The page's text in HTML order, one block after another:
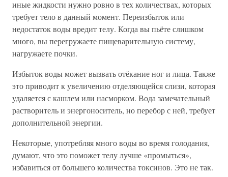
иные жидкости нужно ровно в тех количествах, которых
требует тело в данный момент. Переизбыток или
недостаток воды вредит телу. Когда вы пьёте слишком
много, вы перегружаете пищеварительную систему,
нагружаете почки.
Избыток воды может вызвать отёкание ног и лица. Также
это приводит к увеличению отделяющейся слизи, которая
удаляется с кашлем или насморком. Вода замечательный
растворитель и энергоноситель, но перебор с ней, требует
дополнительной энергии.
Некоторые, употребляя много воды во время голодания,
думают, что это поможет телу лучше «промыться»,
избавиться от большего количества токсинов. Это не так.